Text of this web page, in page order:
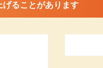
ることがあります